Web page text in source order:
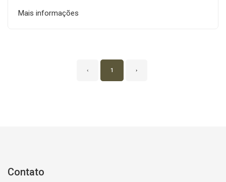
Mais informações
‹ 1 ›
Contato